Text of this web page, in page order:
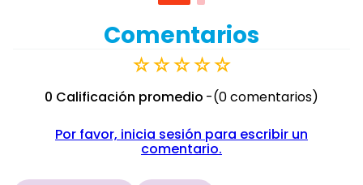
Comentarios
☆☆☆☆☆
0 Calificación promedio
(0 comentarios)
Por favor, inicia sesión para escribir un
comentario.